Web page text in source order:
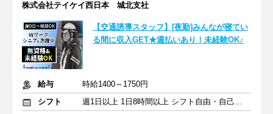
株式会社テイケイ西日本 城北支社
【交通誘導スタッフ】[夜勤]みんなが寝てい
る間に収入GET★週払いあり！未経験OK♪
給与
時給1400～1750円
シフト
週1日以上 1日8時間以上 シフト自由・自己申告